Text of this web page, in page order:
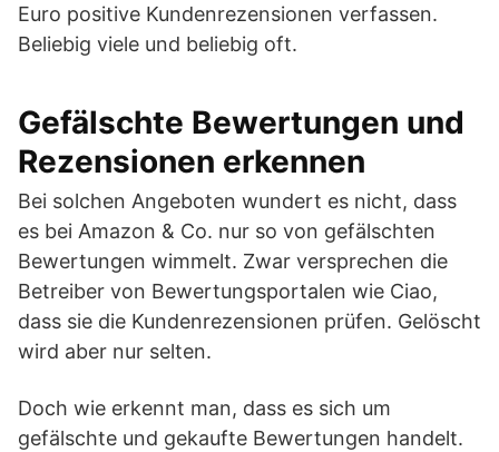
Euro positive Kundenrezensionen verfassen.
Beliebig viele und beliebig oft.
Gefälschte Bewertungen und
Rezensionen erkennen
Bei solchen Angeboten wundert es nicht, dass
es bei Amazon & Co. nur so von gefälschten
Bewertungen wimmelt. Zwar versprechen die
Betreiber von Bewertungsportalen wie Ciao,
dass sie die Kundenrezensionen prüfen. Gelöscht
wird aber nur selten.
Doch wie erkennt man, dass es sich um
gefälschte und gekaufte Bewertungen handelt.